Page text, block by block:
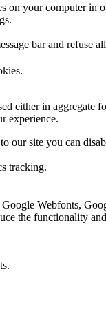
on your computer in
bar and
either in aggregate
experience.
our site you can
tracking.
Webfonts,
the functionality